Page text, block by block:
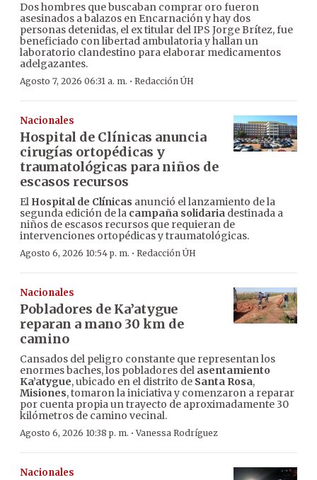
Dos hombres que buscaban comprar oro fueron
asesinados a balazos en Encarnación y hay dos
personas detenidas, el ex titular del IPS Jorge Brítez, fue
beneficiado con libertad ambulatoria y hallan un
laboratorio clandestino para elaborar medicamentos
adelgazantes.
Agosto 7, 2026 06:31 a. m. · Redacción ÚH
Nacionales
Hospital de Clínicas anuncia
cirugías ortopédicas y
traumatológicas para niños de
escasos recursos
El Hospital de Clínicas anunció el lanzamiento de la
segunda edición de la campaña solidaria destinada a
niños de escasos recursos que requieran de
intervenciones ortopédicas y traumatológicas.
Agosto 6, 2026 10:54 p. m. · Redacción ÚH
Nacionales
Pobladores de Ka’atygue
reparan a mano 30 km de
camino
Cansados del peligro constante que representan los
enormes baches, los pobladores del asentamiento
Ka’atygue, ubicado en el distrito de Santa Rosa,
Misiones, tomaron la iniciativa y comenzaron a reparar
por cuenta propia un trayecto de aproximadamente 30
kilómetros de camino vecinal.
Agosto 6, 2026 10:38 p. m. ·Vanessa Rodríguez
Nacionales